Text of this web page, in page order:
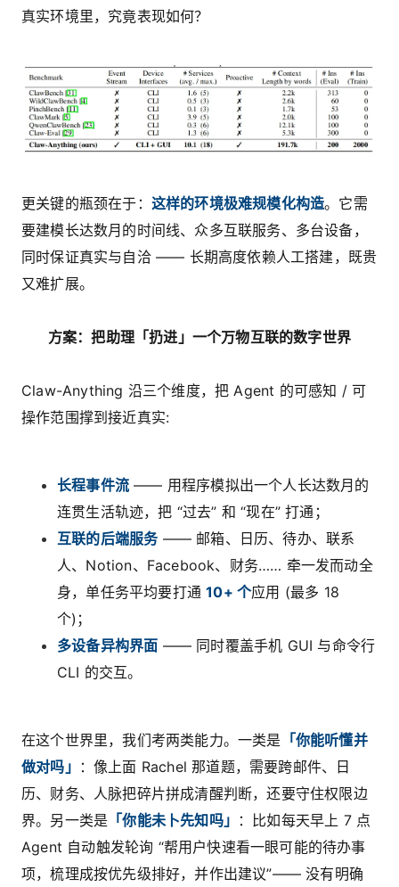
真实环境里，究竟表现如何？
更关键的瓶颈在于： 这样的环境极难规模化构造。它需
要建模长达数月的时间线、众多互联服务、多台设备，
同时保证真实与自洽 —— 长期高度依赖人工搭建，既贵
又难扩展。
方案：把助理「扔进」一个万物互联的数字世界
Claw-Anything 沿三个维度，把 Agent 的可感知 / 可
操作范围撑到接近真实:
长程事件流 —— 用程序模拟出一个人长达数月的
连贯生活轨迹，把 “过去” 和 “现在” 打通；
互联的后端服务—— 邮箱、日历、待办、联系
人、Notion、Facebook、财务…… 牵一发而动全
身，单任务平均要打通10+ 个应用 (最多 18
个)；
多设备异构界面 —— 同时覆盖手机 GUI 与命令行
CLI 的交互。
在这个世界里，我们考两类能力。一类是 「你能听懂并
做对吗」 ：像上面 Rachel 那道题，需要跨邮件、日
历、财务、人脉把碎片拼成清醒判断，还要守住权限边
界。另一类是 「你能未卜先知吗」 ：比如每天早上 7 点
Agent 自动触发轮询 “帮用户快速看一眼可能的待办事
项，梳理成按优先级排好，并作出建议”—— 没有明确